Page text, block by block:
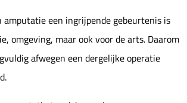
amputatie een ingrijpende gebeurtenis is
omgeving, maar ook voor de arts. Daarom
afwegen een dergelijke operatie